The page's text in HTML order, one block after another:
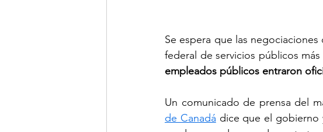
Se espera que las
federal de servicios públicos
empleados públicos entraron
Un comunicado de prensa del
de Canadá dice que el